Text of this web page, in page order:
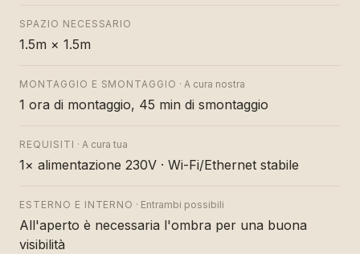
SPAZIO NECESSARIO
1.5m × 1.5m
MONTAGGIO E SMONTAGGIO ·A cura nostra
1 ora di montaggio, 45 min di smontaggio
REQUISITI · A cura tua
1× alimentazione 230V · Wi-Fi/Ethernet stabile
ESTERNO E INTERNO · Entrambi possibili
All'aperto è necessaria l'ombra per una buona
visibilità